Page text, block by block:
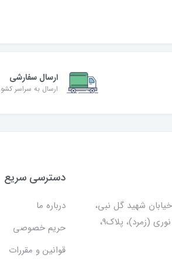
ارسال سفارشی
ارسال به سراسر
شهید گل نبی،
نبش جنوبی خیابان شهید ناطق نوری (زمرد)، پلاک9،
دسترسی سریع
درباره ما
حریم خصوصی
قوانین و مقررات